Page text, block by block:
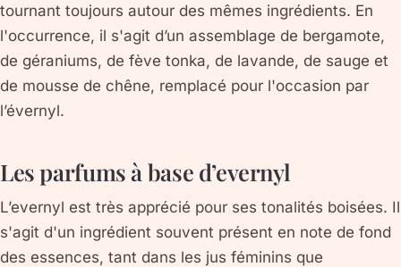
tournant toujours autour des mêmes ingrédients. En
l'occurrence, il s'agit d’un assemblage de bergamote,
de géraniums, de fève tonka, de lavande, de sauge et
de mousse de chêne, remplacé pour l'occasion par
l’évernyl.
Les parfums à base d’evernyl
L’evernyl est très apprécié pour ses tonalités boisées. Il
s'agit d'un ingrédient souvent présent en note de fond
des essences, tant dans les jus féminins que